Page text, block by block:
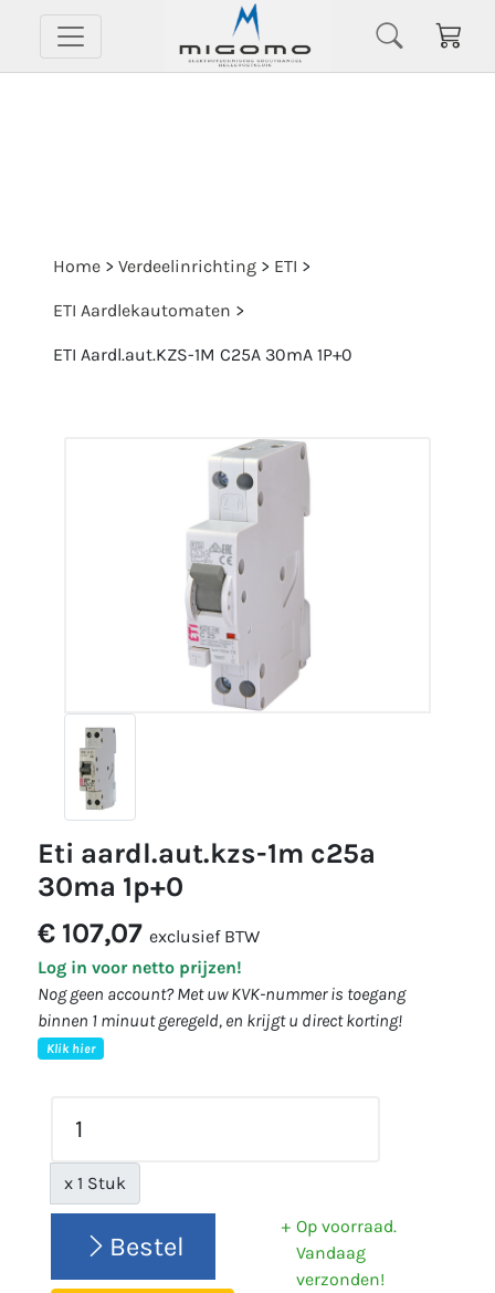
Home > Verdeelinrichting > ETI >
ETI Aardlekautomaten >
ETI Aardl.aut.KZS-1M C25A 30mA 1P+0
eti aardl.aut.kzs-1m c25a
30ma 1p+0
€ 107,07 exclusief BTW
Log in voor netto prijzen!
Nog geen account? Met uw KVK-nummer is toegang
binnen 1 minuut geregeld, en krijgt u direct korting!
Klik hier
x 1 Stuk
Bestel
Op voorraad.
Vandaag
verzonden!